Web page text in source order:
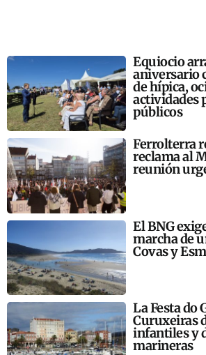
Equiocio
aniversario
de hípica,
actividades
públicos
Ferrolterra
reclama al
reunión
El BNG
marcha de
Covas y
La Festa do
Curuxeiras
infantiles y
marineras